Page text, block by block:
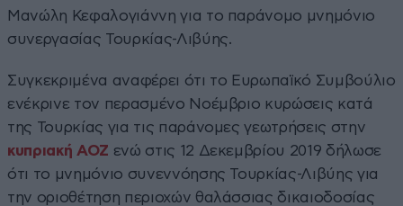
Μανώλη Κεφαλογιάννη για το παράνομο μνημόνιο
συνεργασίας Τουρκίας-Λιβύης.
Συγκεκριμένα αναφέρει ότι το Ευρωπαϊκό Συμβούλιο
ενέκρινε τον περασμένο Νοέμβριο κυρώσεις κατά
της Τουρκίας για τις παράνομες γεωτρήσεις στην
κυπριακή ΑΟΖ ενώ στις 12 Δεκεμβρίου 2019 δήλωσε
ότι το μνημόνιο συνεννόησης Τουρκίας-Λιβύης για
την οριοθέτηση περιοχών θαλάσσιας δικαιοδοσίας